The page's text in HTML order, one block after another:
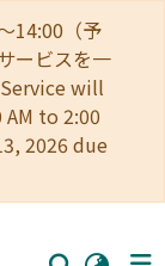
14:00（予
ービスを一
will
to 2:00
2026 due